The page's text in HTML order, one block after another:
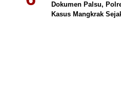
Dokumen Palsu,
Kasus Mangkrak